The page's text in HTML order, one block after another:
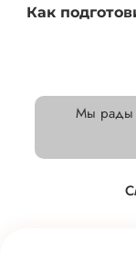
Как
Мы рады